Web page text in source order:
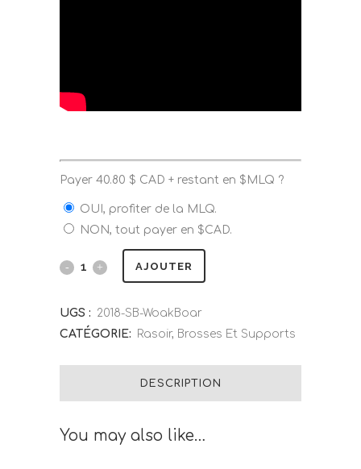
Payer 40.80 $ CAD + restant en $MLQ ?
OUI, profiter de la MLQ.
NON, tout payer en $CAD.
AJOUTER
UGS : 2018-SB-WoakBoar
CATÉGORIE:
Rasoir, Brosses Et Supports
DESCRIPTION
You may also like…